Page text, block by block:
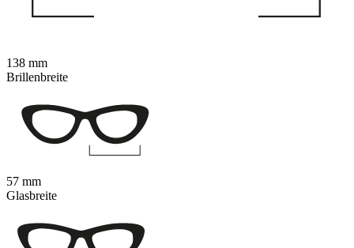
138 mm
Brillenbreite
57 mm
Glasbreite